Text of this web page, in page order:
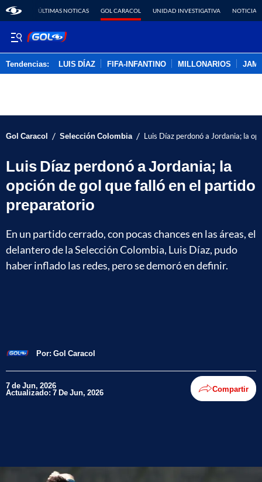
ÚLTIMAS NOTICAS GOL CARACOL UNIDAD INVESTIGATIVA NOTICIAS
Tendencias: LUIS DÍAZ FIFA-INFANTINO MILLONARIOS
Gol Caracol / Selección Colombia / Luis Díaz perdonó a Jordania; la
Luis Díaz perdonó a Jordania; la
opción de gol que falló en el partido
preparatorio
En un partido cerrado, con pocas chances en las áreas, el
delantero de la Selección Colombia, Luis Díaz, pudo
haber inflado las redes, pero se demoró en definir.
Por: Gol Caracol
7 de Jun, 2026
Actualizado: 7 De Jun, 2026 Compartir